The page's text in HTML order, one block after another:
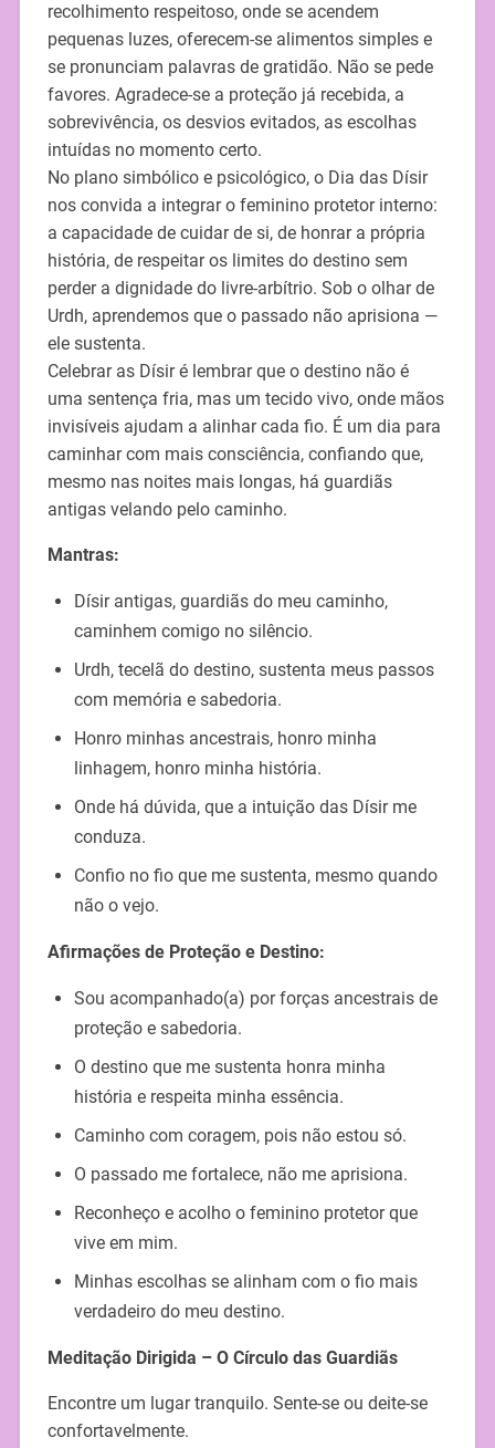
recolhimento respeitoso, onde se acendem
pequenas luzes, oferecem-se alimentos simples e
se pronunciam palavras de gratidão. Não se pede
favores. Agradece-se a proteção já recebida, a
sobrevivência, os desvios evitados, as escolhas
intuídas no momento certo.
No plano simbólico e psicológico, o Dia das Dísir
nos convida a integrar o feminino protetor interno:
a capacidade de cuidar de si, de honrar a própria
história, de respeitar os limites do destino sem
perder a dignidade do livre-arbítrio. Sob o olhar de
Urdh, aprendemos que o passado não aprisiona —
ele sustenta.
Celebrar as Dísir é lembrar que o destino não é
uma sentença fria, mas um tecido vivo, onde mãos
invisíveis ajudam a alinhar cada fio. É um dia para
caminhar com mais consciência, confiando que,
mesmo nas noites mais longas, há guardiãs
antigas velando pelo caminho.
Mantras:
Dísir antigas, guardiãs do meu caminho,
caminhem comigo no silêncio.
Urdh, tecelã do destino, sustenta meus passos
com memória e sabedoria.
Honro minhas ancestrais, honro minha
linhagem, honro minha história.
Onde há dúvida, que a intuição das Dísir me
conduza.
Confio no fio que me sustenta, mesmo quando
não o vejo.
Afirmações de Proteção e Destino:
Sou acompanhado(a) por forças ancestrais de
proteção e sabedoria.
O destino que me sustenta honra minha
história e respeita minha essência.
Caminho com coragem, pois não estou só.
O passado me fortalece, não me aprisiona.
Reconheço e acolho o feminino protetor que
vive em mim.
Minhas escolhas se alinham com o fio mais
verdadeiro do meu destino.
Meditação Dirigida – O Círculo das Guardiãs
Encontre um lugar tranquilo. Sente-se ou deite-se
confortavelmente.